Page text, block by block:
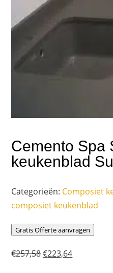
Cemento Spa
keukenblad
Categorieën: Composiet
composiet keukenblad
Gratis Offerte aanvragen
€257,58Oorspronkelijke
€223,64Huidige